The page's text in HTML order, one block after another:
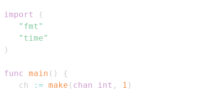
import
(
"fmt"
"time"
)
func main ( )
{
   ch
:= make ( chan int , 1 )